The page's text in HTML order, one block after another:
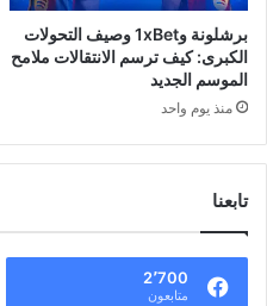
برشلونة و1xBet وصيف التحولات
الكبرى: كيف ترسم الانتقالات ملامح
الموسم الجديد
منذ يوم واحد
تابعنا
2٬700
متابعون